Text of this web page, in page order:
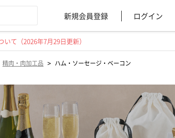
新規会員登録 ログイン
て（2026年7月29日更新）
精肉・肉加工品 > ハム・ソーセージ・ベーコン